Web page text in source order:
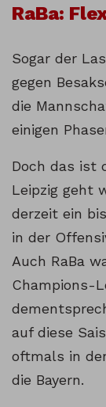
RaBa:
Sogar der
gegen
die
einigen
Doch das ist
Leipzig geht
derzeit ein
in der
Auch RaBa
Champions-
auf diese
oftmals in
die Bayern.